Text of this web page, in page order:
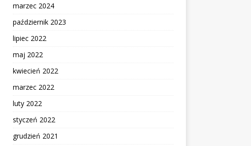
marzec 2024
październik 2023
lipiec 2022
maj 2022
kwiecień 2022
marzec 2022
luty 2022
styczeń 2022
grudzień 2021